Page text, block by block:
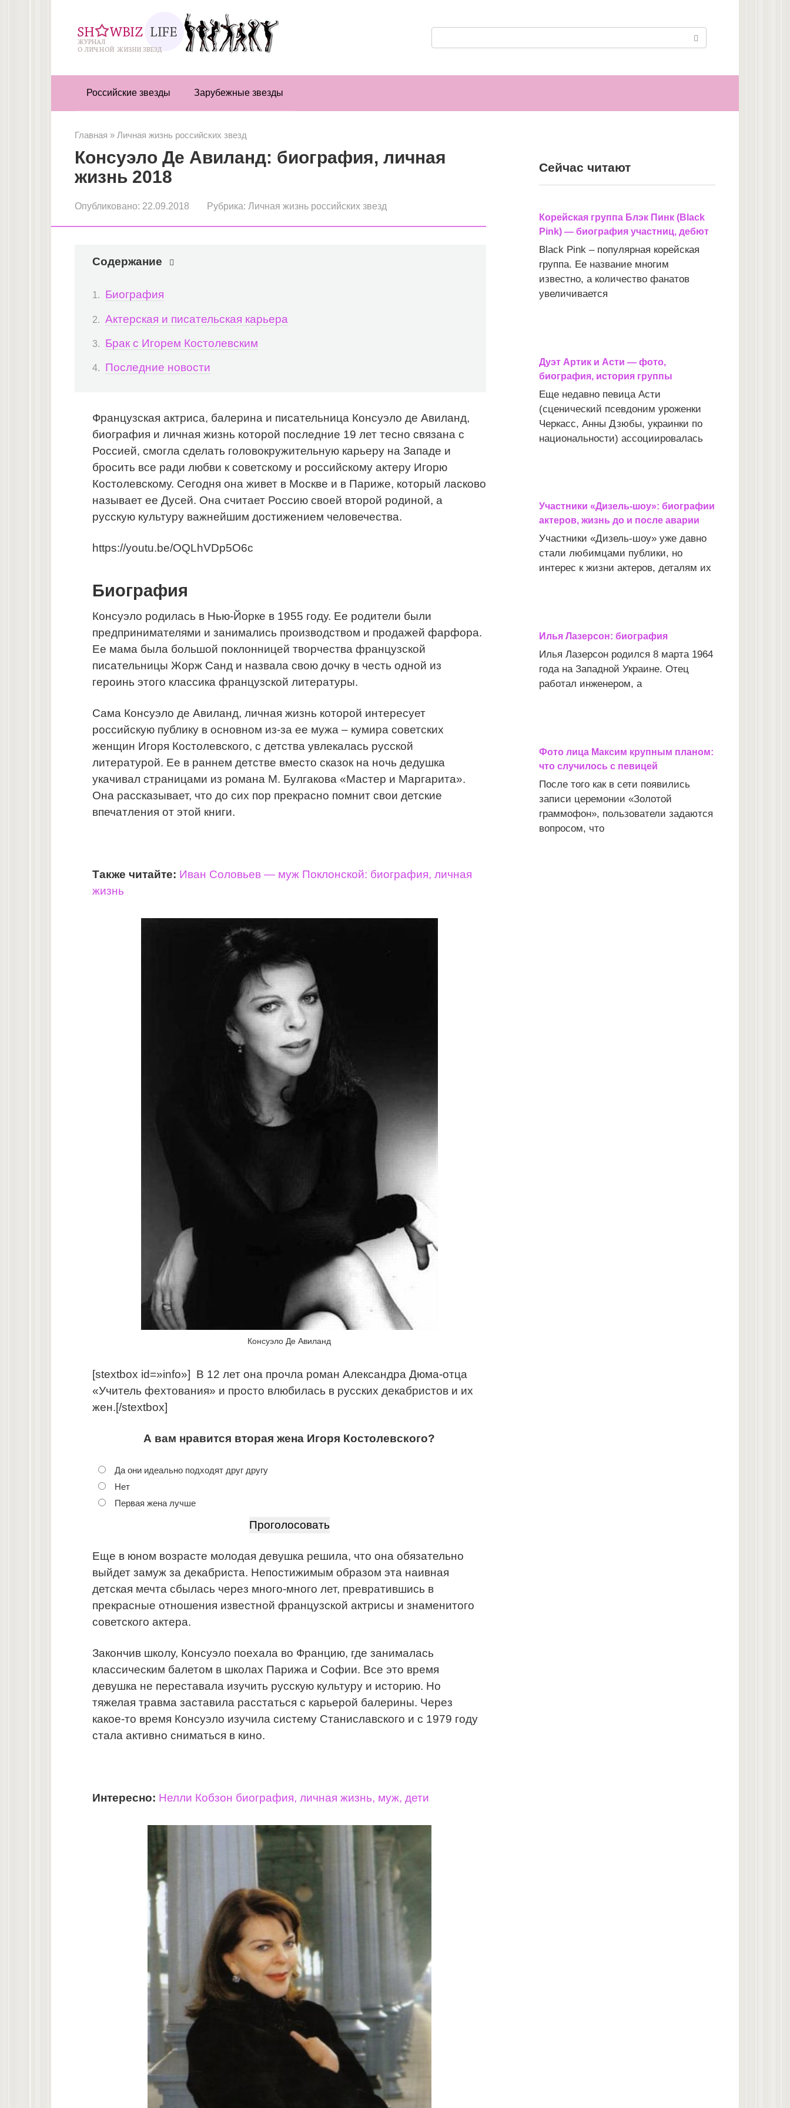
Российские звезды Зарубежные звезды
Главная » Личная жизнь российских звезд
Консуэло Де Авиланд: биография, личная
жизнь 2018
Опубликовано: 22.09.2018 Рубрика: Личная жизнь российских звезд
Содержание
Биография
Актерская и писательская карьера
Брак с Игорем Костолевским
Последние новости
Французская актриса, балерина и писательница Консуэло де Авиланд,
биография и личная жизнь которой последние 19 лет тесно связана с
Россией, смогла сделать головокружительную карьеру на Западе и
бросить все ради любви к советскому и российскому актеру Игорю
Костолевскому. Сегодня она живет в Москве и в Париже, который ласково
называет ее Дусей. Она считает Россию своей второй родиной, а
русскую культуру важнейшим достижением человечества.
https://youtu.be/OQLhVDp5O6c
Биография
Консуэло родилась в Нью-Йорке в 1955 году. Ее родители были
предпринимателями и занимались производством и продажей фарфора.
Ее мама была большой поклонницей творчества французской
писательницы Жорж Санд и назвала свою дочку в честь одной из
героинь этого классика французской литературы.
Сама Консуэло де Авиланд, личная жизнь которой интересует
российскую публику в основном из-за ее мужа – кумира советских
женщин Игоря Костолевского, с детства увлекалась русской
литературой. Ее в раннем детстве вместо сказок на ночь дедушка
укачивал страницами из романа М. Булгакова «Мастер и Маргарита».
Она рассказывает, что до сих пор прекрасно помнит свои детские
впечатления от этой книги.
Также читайте: Иван Соловьев — муж Поклонской: биография, личная
жизнь
Консуэло Де Авиланд
[stextbox id=»info»] В 12 лет она прочла роман Александра Дюма-отца
«Учитель фехтования» и просто влюбилась в русских декабристов и их
жен.[/stextbox]
А вам нравится вторая жена Игоря Костолевского?
Да они идеально подходят друг другу
Нет
Первая жена лучше
Еще в юном возрасте молодая девушка решила, что она обязательно
выйдет замуж за декабриста. Непостижимым образом эта наивная
детская мечта сбылась через много-много лет, превратившись в
прекрасные отношения известной французской актрисы и знаменитого
советского актера.
Закончив школу, Консуэло поехала во Францию, где занималась
классическим балетом в школах Парижа и Софии. Все это время
девушка не переставала изучить русскую культуру и историю. Но
тяжелая травма заставила расстаться с карьерой балерины. Через
какое-то время Консуэло изучила систему Станиславского и с 1979 году
стала активно сниматься в кино.
Интересно: Нелли Кобзон биография, личная жизнь, муж, дети
Сейчас читают
Корейская группа Блэк Пинк (Black
Pink) — биография участниц, дебют
Black Pink – популярная корейская
группа. Ее название многим
известно, а количество фанатов
увеличивается
Дуэт Артик и Асти — фото,
биография, история группы
Еще недавно певица Асти
(сценический псевдоним уроженки
Черкасс, Анны Дзюбы, украинки по
национальности) ассоциировалась
Участники «Дизель-шоу»: биографии
актеров, жизнь до и после аварии
Участники «Дизель-шоу» уже давно
стали любимцами публики, но
интерес к жизни актеров, деталям их
Илья Лазерсон: биография
Илья Лазерсон родился 8 марта 1964
года на Западной Украине. Отец
работал инженером, а
Фото лица Максим крупным планом:
что случилось с певицей
После того как в сети появились
записи церемонии «Золотой
граммофон», пользователи задаются
вопросом, что